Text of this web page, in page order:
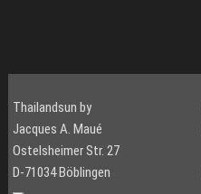
Thailandsun by
Jacques A. Maué
Ostelsheimer Str. 27
D-71034 Böblingen